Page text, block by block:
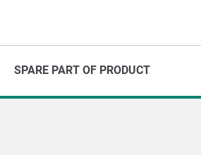
SPARE PART OF PRODUCT